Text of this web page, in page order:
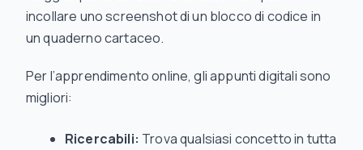
incollare uno screenshot di un blocco di codice in
un quaderno cartaceo.
Per l’apprendimento online, gli appunti digitali sono
migliori:
Ricercabili: Trova qualsiasi concetto in tutta